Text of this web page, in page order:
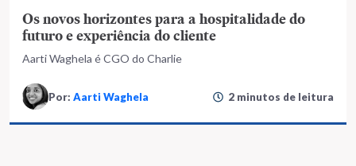
Os novos horizontes para a hospitalidade do
futuro e experiência do cliente
Aarti Waghela é CGO do Charlie
Por: Aarti Waghela 2 minutos de leitura